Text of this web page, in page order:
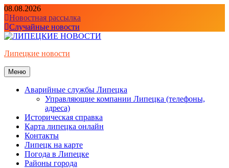
Перейти
к
содержимому
08.08.2026
Новостная рассылка
Случайные новости
Липецкие новости
Меню
Аварийные службы Липецка
Управляющие компании Липецка (телефоны,
адреса)
Историческая справка
Карта липецка онлайн
Контакты
Липецк на карте
Погода в Липецке
Районы города